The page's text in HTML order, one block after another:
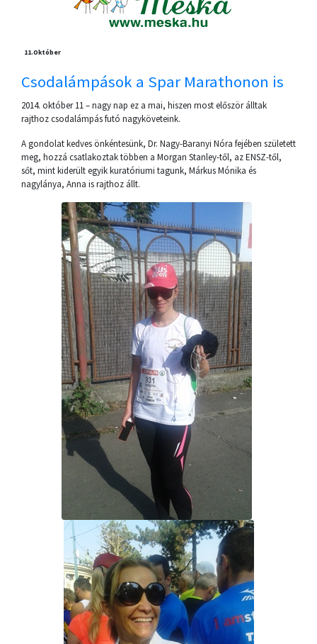
11.Október
Csodalámpások a Spar Marathonon is
2014. október 11 – nagy nap ez a mai, hiszen most először álltak
rajthoz csodalámpás futó nagyköveteink.
A gondolat kedves önkéntesünk, Dr. Nagy-Baranyi Nóra fejében született
meg, hozzá csatlakoztak többen a Morgan Stanley-től, az ENSZ-től,
sőt, mint kiderült egyik kuratóriumi tagunk, Márkus Mónika és
nagylánya, Anna is rajthoz állt.